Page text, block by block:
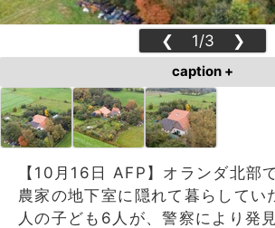
❮ 1/3 ❯
caption +
【10月16日 AFP】オランダ北部
農家の地下室に隠れて暮らしてい
人の子ども6人が、警察により発